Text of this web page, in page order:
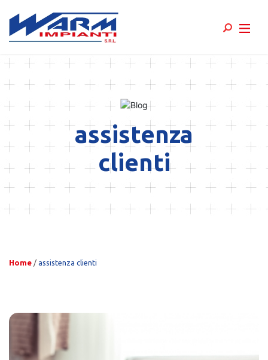
Skip
content
assistenza
clienti
Home / assistenza clienti